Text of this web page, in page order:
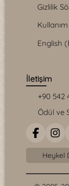
Gizlilik
English
İletişim
+90 542
Ödül ve
Heykel